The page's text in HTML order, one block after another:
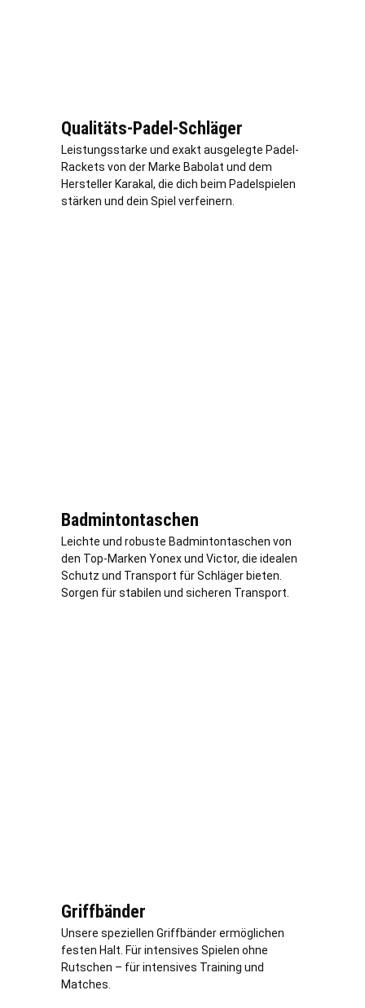
Qualitäts-Padel-Schläger
Leistungsstarke und exakt ausgelegte Padel-
Rackets von der Marke Babolat und dem
Hersteller Karakal, die dich beim Padelspielen
stärken und dein Spiel verfeinern.
Badmintontaschen
Leichte und robuste Badmintontaschen von
den Top-Marken Yonex und Victor, die idealen
Schutz und Transport für Schläger bieten.
Sorgen für stabilen und sicheren Transport.
Griffbänder
Unsere speziellen Griffbänder ermöglichen
festen Halt. Für intensives Spielen ohne
Rutschen – für intensives Training und
Matches.